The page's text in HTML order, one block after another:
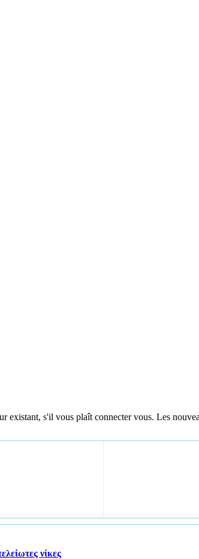
existant, s'il vous plaît connecter vous. Les
νίκες